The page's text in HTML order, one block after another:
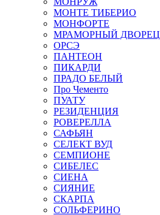
МОНТЕ ТИБЕРИО
МОНФОРТЕ
МРАМОРНЫЙ ДВОРЕЦ
ОРСЭ
ПАНТЕОН
ПИКАРДИ
ПРАДО БЕЛЫЙ
Про Чементо
ПУАТУ
РЕЗИДЕНЦИЯ
РОВЕРЕЛЛА
САФЬЯН
СЕЛЕКТ ВУД
СЕМПИОНЕ
СИБЕЛЕС
СИЕНА
СИЯНИЕ
СКАРПА
СОЛЬФЕРИНО